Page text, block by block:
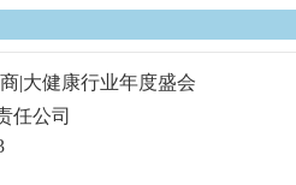
|大健康行业年度盛会
任公司